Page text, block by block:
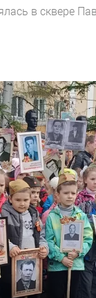
в сквере